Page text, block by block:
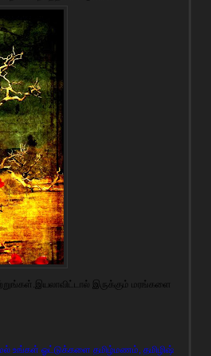
இருக்கும் மரங்களை
உங்கள் ஓட்டுக்களை தமிழ்மணம், தமிழிஷ்